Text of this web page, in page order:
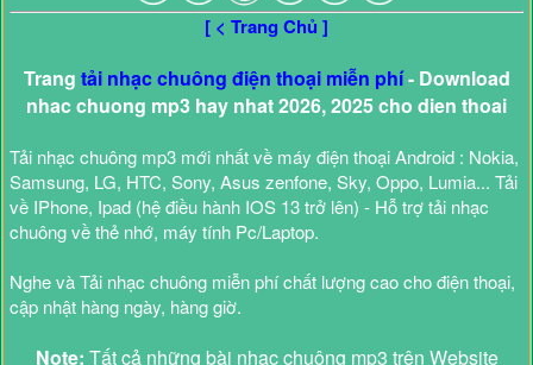
[ < Trang Chủ ]
Trang tải nhạc chuông điện thoại miễn phí- Download
nhac chuong mp3 hay nhat 2026, 2025 cho dien thoai
Tải nhạc chuông mp3 mới nhất về máy điện thoại Android : Nokia,
Samsung, LG, HTC, Sony, Asus zenfone, Sky, Oppo, Lumia... Tải
về IPhone, Ipad (hệ điều hành IOS 13 trở lên) - Hỗ trợ tải nhạc
chuông về thẻ nhớ, máy tính Pc/Laptop.
Nghe và Tải nhạc chuông miễn phí chất lượng cao cho điện thoại,
cập nhật hàng ngày, hàng giờ.
Note: Tất cả những bài nhạc chuông mp3 trên Website